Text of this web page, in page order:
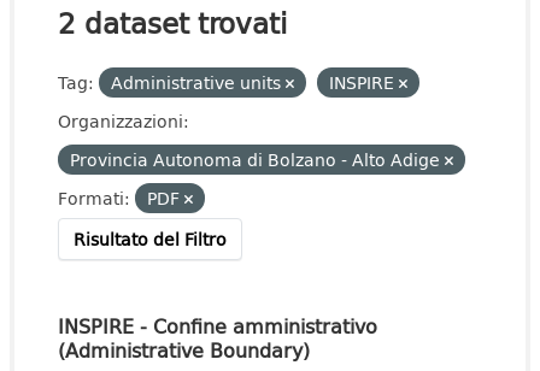
2 dataset trovati
Tag: Administrative units
INSPIRE
Organizzazioni:
Provincia Autonoma di Bolzano - Alto Adige
Formati:
PDF
Risultato del Filtro
INSPIRE - Confine amministrativo
(Administrative Boundary)